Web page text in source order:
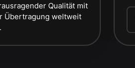
Qualität mit
Übertragung weltweit